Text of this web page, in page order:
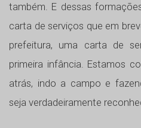
também. E dessas
carta de serviços que em
prefeitura, uma carta de
primeira infância. Estamos
atrás, indo a campo e
seja verdadeiramente